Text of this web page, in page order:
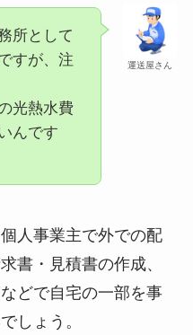
運送屋さん
所として
すが、注
光熱水費
んです
人事業主で外での配
書・見積書の作成、
どで自宅の一部を事
しょう。